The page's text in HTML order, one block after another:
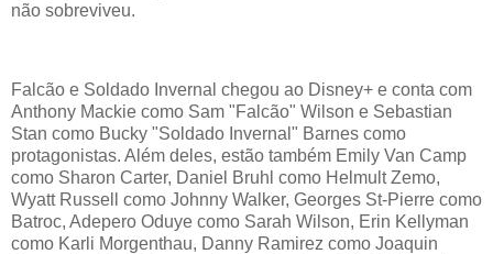
não sobreviveu.
Falcão e Soldado Invernal chegou ao Disney+ e conta com
Anthony Mackie como Sam "Falcão" Wilson e Sebastian
Stan como Bucky "Soldado Invernal" Barnes como
protagonistas. Além deles, estão também Emily Van Camp
como Sharon Carter, Daniel Bruhl como Helmult Zemo,
Wyatt Russell como Johnny Walker, Georges St-Pierre como
Batroc, Adepero Oduye como Sarah Wilson, Erin Kellyman
como Karli Morgenthau, Danny Ramirez como Joaquin